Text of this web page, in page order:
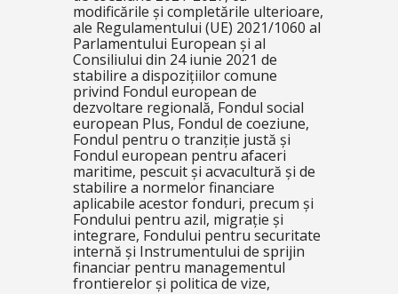
modificările și completările ulterioare,
ale Regulamentului (UE) 2021/1060 al
Parlamentului European și al
Consiliului din 24 iunie 2021 de
stabilire a dispozițiilor comune
privind Fondul european de
dezvoltare regională, Fondul social
european Plus, Fondul de coeziune,
Fondul pentru o tranziție justă și
Fondul european pentru afaceri
maritime, pescuit și acvacultură și de
stabilire a normelor financiare
aplicabile acestor fonduri, precum și
Fondului pentru azil, migrație și
integrare, Fondului pentru securitate
internă și Instrumentului de sprijin
financiar pentru managementul
frontierelor și politica de vize,